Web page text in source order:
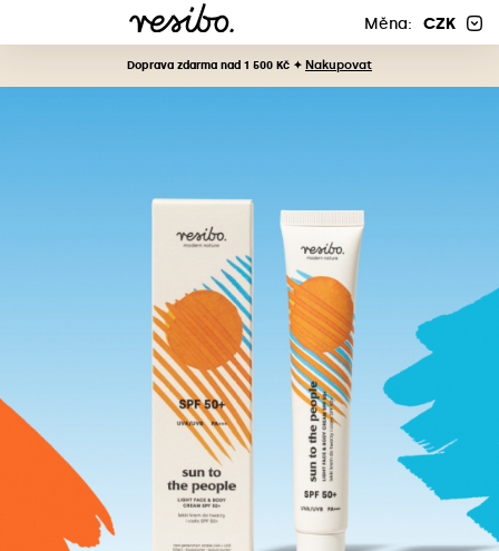
Měna: CZK
Doprava zdarma nad 1 500 Kč ✦ Nakupovat